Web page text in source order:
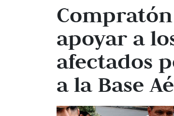
apoyar a
afectados
a la Base